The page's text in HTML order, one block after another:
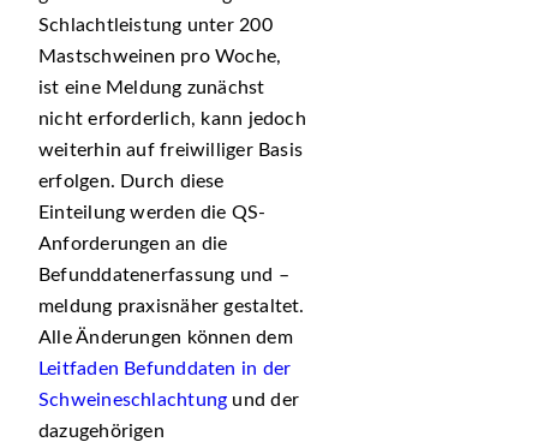
Schlachtleistung unter 200
Mastschweinen pro Woche,
ist eine Meldung zunächst
nicht erforderlich, kann jedoch
weiterhin auf freiwilliger Basis
erfolgen. Durch diese
Einteilung werden die QS-
Anforderungen an die
Befunddatenerfassung und –
meldung praxisnäher gestaltet.
Alle Änderungen können dem
Leitfaden Befunddaten in der
Schweineschlachtung und der
dazugehörigen